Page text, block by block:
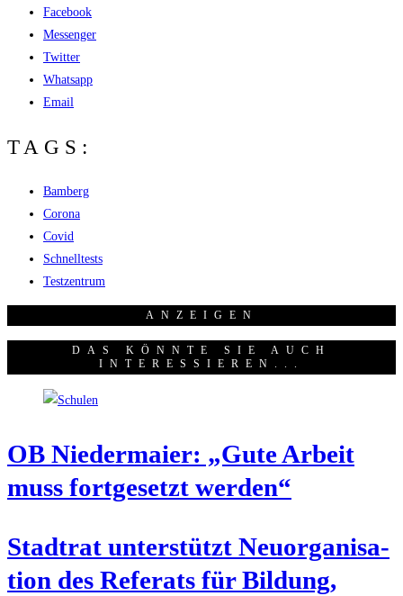
Facebook
Messenger
Twitter
Whatsapp
Email
TAGS:
Bamberg
Corona
Covid
Schnelltests
Testzentrum
ANZEI­GEN
DAS KÖNNTE SIE AUCH
INTERESSIEREN...
OB Nie­der­mai­er: „Gute Arbeit
muss fort­ge­setzt werden“
Stadt­rat unter­stützt Neu­or­ga­ni­sa­
ti­on des Refe­rats für Bil­dung,